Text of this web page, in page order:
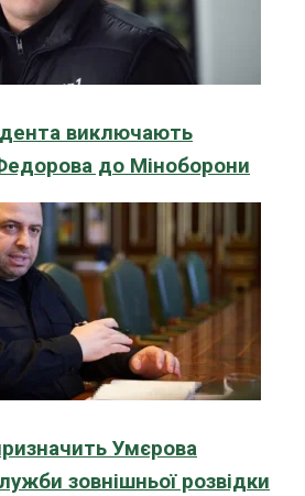
виключають
до Міноборони
Умєрова
зовнішньої розвідки